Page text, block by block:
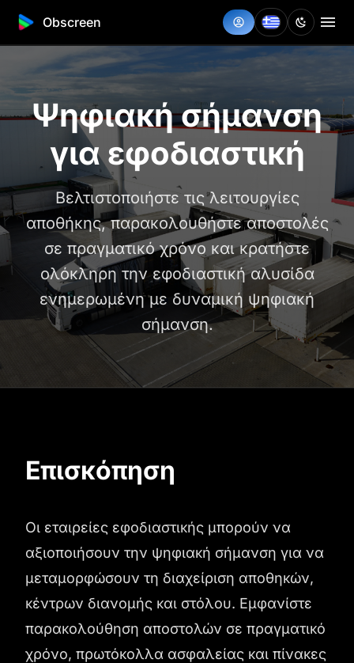
Obscreen
Ψηφιακή σήμανση
για εφοδιαστική
Βελτιστοποιήστε τις λειτουργίες
αποθήκης, παρακολουθήστε αποστολές
σε πραγματικό χρόνο και κρατήστε
ολόκληρη την εφοδιαστική αλυσίδα
ενημερωμένη με δυναμική ψηφιακή
σήμανση.
Επισκόπηση
Οι εταιρείες εφοδιαστικής μπορούν να
αξιοποιήσουν την ψηφιακή σήμανση για να
μεταμορφώσουν τη διαχείριση αποθηκών,
κέντρων διανομής και στόλου. Εμφανίστε
παρακολούθηση αποστολών σε πραγματικό
χρόνο, πρωτόκολλα ασφαλείας και πίνακες